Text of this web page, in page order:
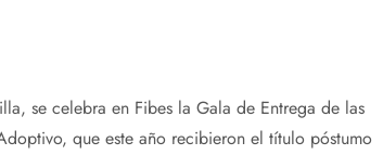
se celebra en Fibes la Gala de Entrega de las
que este año recibieron el título póstumo